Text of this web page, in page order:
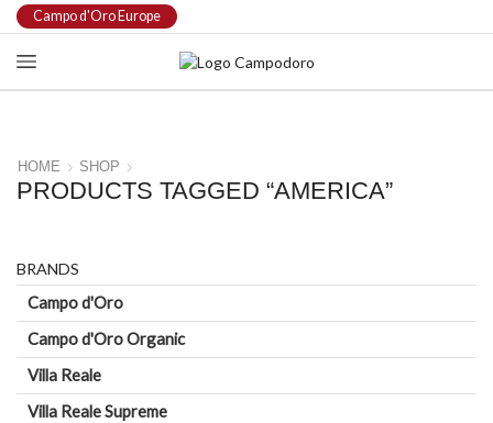
Campo d'Oro Europe
HOME SHOP
PRODUCTS TAGGED “AMERICA”
BRANDS
Campo d'Oro
Campo d'Oro Organic
Villa Reale
Villa Reale Supreme